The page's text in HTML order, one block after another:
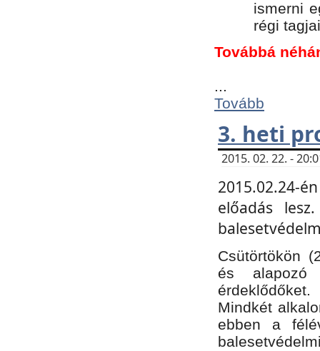
ismerni
régi
Továbbá
...
Tovább
3. heti
2015. 02. 22. -
2015.02.24-
előadás
Csütörtökön
és alapozó
érdeklődőket.
Mindkét
ebben a